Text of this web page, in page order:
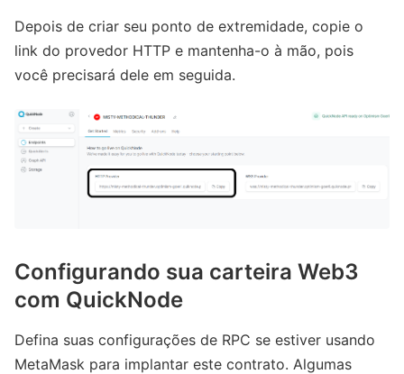
Depois de criar seu ponto de extremidade, copie o
link do provedor HTTP e mantenha-o à mão, pois
você precisará dele em seguida.
Configurando sua carteira Web3
com QuickNode
Defina suas configurações de RPC se estiver usando
MetaMask para implantar este contrato. Algumas